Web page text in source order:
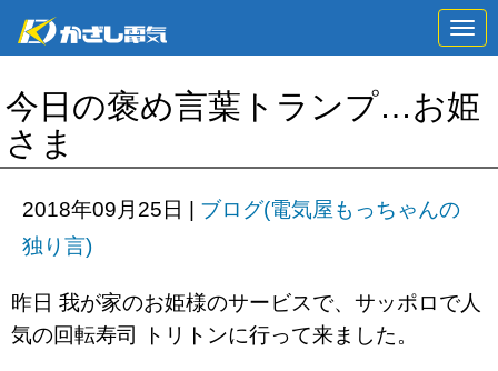
N
a
g
a
o
今日の褒め言葉トランプ…お姫
さま
2018年09月25日 | ブログ(電気屋もっちゃんの
独り言)
昨日 我が家のお姫様のサービスで、サッポロで人
気の回転寿司 トリトンに行って来ました。